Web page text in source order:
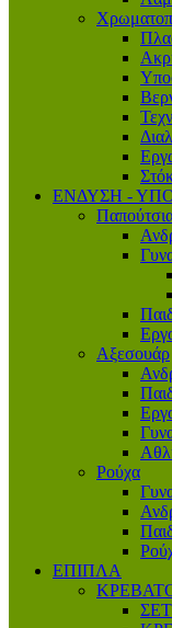
ΕΝΔΥΣΗ -
Αξεσουάρ
Ρούχα
ΕΠΙΠΛΑ